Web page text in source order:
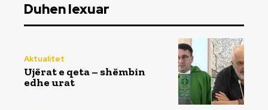
Duhen lexuar
Aktualitet
Ujërat e qeta – shëmbin
edhe urat